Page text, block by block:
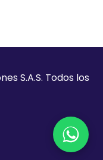
S.A.S. Todos los